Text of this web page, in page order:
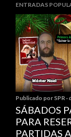
u
b
l
i
c
a
r
u
n
c
o
ENTRADAS
Publicado por SPR
SÁBADOS
PARA
PARTIDAS